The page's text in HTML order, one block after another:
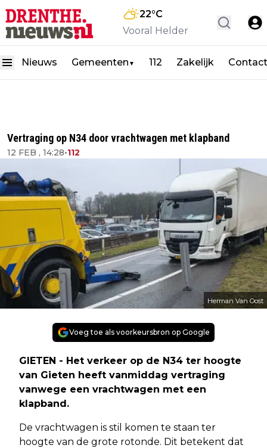
22°C
Vooral Helder
Nieuws Gemeenten ▼ 112 Zakelijk Contact
Vertraging op N34 door vrachtwagen met klapband
12 FEB , 14:28•112
Herman Van Oost
Voeg toe als voorkeursbron op Google
GIETEN - Het verkeer op de N34 ter hoogte
van Gieten heeft vanmiddag vertraging
vanwege een vrachtwagen met een
klapband.
De vrachtwagen is stil komen te staan ter
hoogte van de grote rotonde. Dit betekent dat